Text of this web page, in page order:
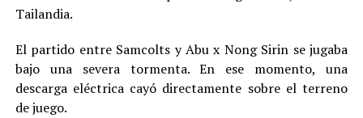
Tailandia.
El partido entre Samcolts y Abu x Nong Sirin se jugaba
bajo una severa tormenta. En ese momento, una
descarga eléctrica cayó directamente sobre el terreno
de juego.